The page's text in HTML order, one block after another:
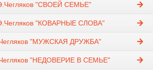
"СВОЕЙ СЕМЬЕ"
"КОВАРНЫЕ СЛОВА"
"МУЖСКАЯ ДРУЖБА"
"НЕДОВЕРИЕ В СЕМЬЕ"